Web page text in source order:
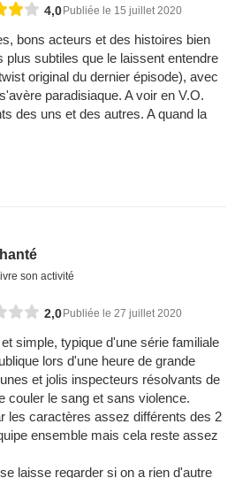
4,0Publiée le 15 juillet 2020
bons acteurs et des histoires bien
plus subtiles que le laissent entendre
original du dernier épisode), avec
paradisiaque. A voir en V.O.
des uns et des autres. A quand la
son activité
2,0Publiée le 27 juillet 2020
simple, typique d'une série familiale
lors d'une heure de grande
et jolis inspecteurs résolvants de
couler le sang et sans violence.
les caractères assez différents des 2
ensemble mais cela reste assez
laisse regarder si on a rien d'autre